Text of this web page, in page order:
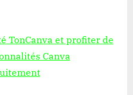
TonCanva et profiter de
Canva